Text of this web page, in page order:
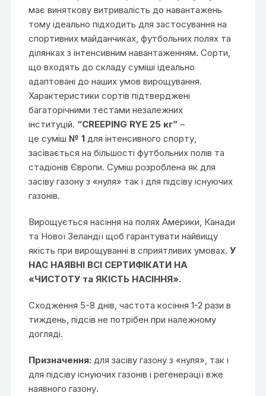
має виняткову витривалість до навантажень
тому ідеально підходить для застосування на
спортивних майданчиках, футбольних полях та
ділянках з інтенсивним навантаженням. Сорти,
що входять до складу суміші ідеально
адаптовані до наших умов вирощування.
Характеристики сортів підтверджені
багаторічними тестами незалежних
інституцій. “CREEPING RYE 25 кг”–
це суміш № 1 для інтенсивного спорту,
засівається на більшості футбольних полів та
стадіонів Європи. Суміш розроблена як для
засіву газону з «нуля» так і для підсіву існуючих
газонів.
Вирощується насіння на полях Америки, Канади
та Нової Зеландії щоб гарантувати найвищу
якість при вирощуванні в сприятливих умовах.У
НАС НАЯВНІ ВСІ СЕРТИФІКАТИ НА
«ЧИСТОТУ та ЯКІСТЬ НАСІННЯ».
Сходження 5-8 днів, частота косіння 1-2 рази в
тиждень, підсів не потрібен при належному
догляді.
Призначення: для засіву газону з «нуля», так і
для підсіву існуючих газонів і регенерації вже
наявного газону.